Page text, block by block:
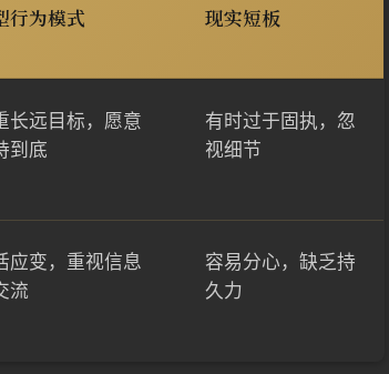
行为模式 现实短板
长远目标，愿意
到底
有时过于固执，忽
视细节
应变，重视信息
流
容易分心，缺乏持
久力